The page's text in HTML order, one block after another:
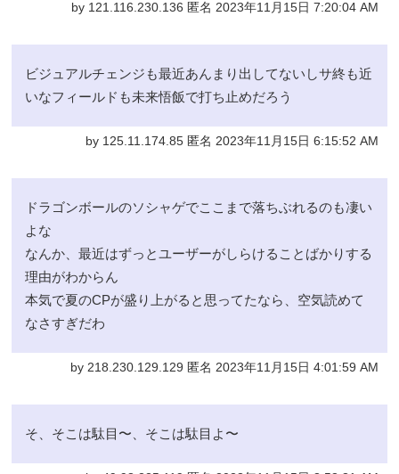
by 121.116.230.136 匿名 2023年11月15日 7:20:04 AM
ビジュアルチェンジも最近あんまり出してないしサ終も近
いなフィールドも未来悟飯で打ち止めだろう
by 125.11.174.85 匿名 2023年11月15日 6:15:52 AM
ドラゴンボールのソシャゲでここまで落ちぶれるのも凄い
よな
なんか、最近はずっとユーザーがしらけることばかりする
理由がわからん
本気で夏のCPが盛り上がると思ってたなら、空気読めて
なさすぎだわ
by 218.230.129.129 匿名 2023年11月15日 4:01:59 AM
そ、そこは駄目〜、そこは駄目よ〜